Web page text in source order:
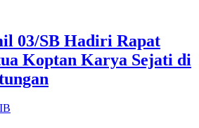
03/SB Hadiri Rapat
Koptan Karya Sejati di